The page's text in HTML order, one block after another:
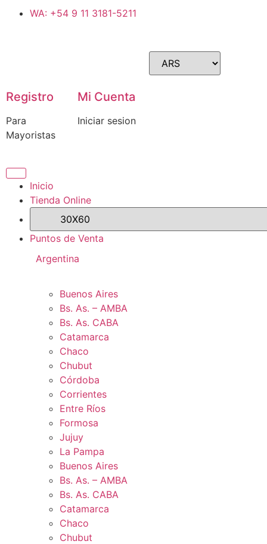
WA: +54 9 11 3181-5211
Registro
Para
Mayoristas
Mi Cuenta
Iniciar sesion
Inicio
Tienda Online
Puntos de Venta
Argentina
Buenos Aires
Bs. As. – AMBA
Bs. As. CABA
Catamarca
Chaco
Chubut
Córdoba
Corrientes
Entre Ríos
Formosa
Jujuy
La Pampa
Buenos Aires
Bs. As. – AMBA
Bs. As. CABA
Catamarca
Chaco
Chubut